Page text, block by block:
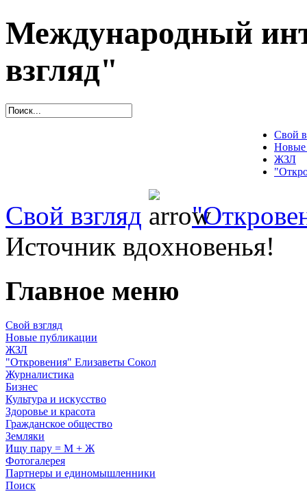
Международный
взгляд"
Свой
Новые
ЖЗЛ
Свой взгляд
Источник вдохновенья!
Главное меню
Свой взгляд
Новые публикации
ЖЗЛ
"Откровения" Елизаветы Сокол
Журналистика
Бизнес
Культура и искусство
Здоровье и красота
Гражданское общество
Земляки
Ищу пару = М + Ж
Фотогалерея
Партнеры и единомышленники
Поиск